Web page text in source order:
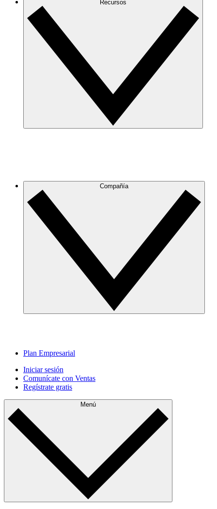
Recursos
Compañía
Plan Empresarial
Iniciar sesión
Comunícate con Ventas
Regístrate gratis
Menú